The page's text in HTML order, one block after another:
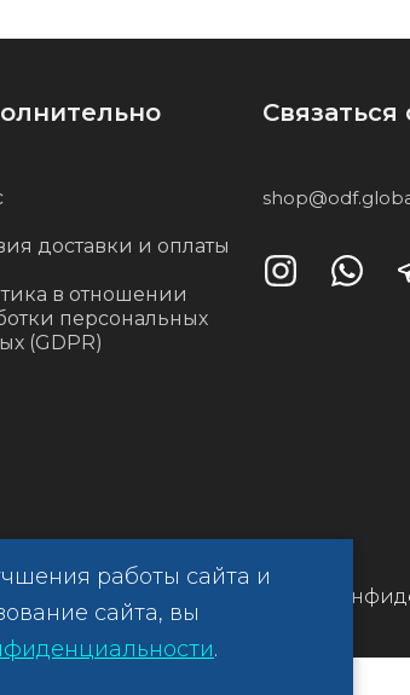
доставки и оплаты
в отношении
персональных
(GDPR)
Связаться
Политика
работы сайта и
сайта, вы
.